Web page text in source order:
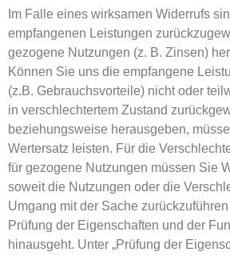
Im Falle eines wirksamen Widerrufs
empfangenen Leistungen
gezogene Nutzungen (z. B. Zinsen)
Können Sie uns die empfangene
(z.B. Gebrauchsvorteile) nicht oder
in verschlechtertem Zustand
beziehungsweise herausgeben,
Wertersatz leisten. Für die
für gezogene Nutzungen müssen Sie
soweit die Nutzungen oder die
Umgang mit der Sache
Prüfung der Eigenschaften und der
hinausgeht. Unter „Prüfung der